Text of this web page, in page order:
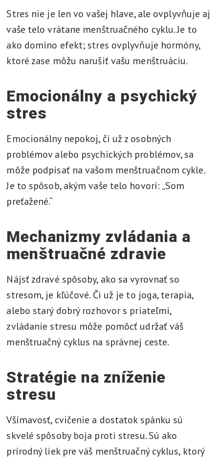
Stres nie je len vo vašej hlave, ale ovplyvňuje aj
vaše telo vrátane menštruačného cyklu. Je to
ako domino efekt; stres ovplyvňuje hormóny,
ktoré zase môžu narušiť vašu menštruáciu.
Emocionálny a psychický
stres
Emocionálny nepokoj, či už z osobných
problémov alebo psychických problémov, sa
môže podpísať na vašom menštruačnom cykle.
Je to spôsob, akým vaše telo hovorí: „Som
preťažené.“
Mechanizmy zvládania a
menštruačné zdravie
Nájsť zdravé spôsoby, ako sa vyrovnať so
stresom, je kľúčové. Či už je to joga, terapia,
alebo starý dobrý rozhovor s priateľmi,
zvládanie stresu môže pomôcť udržať váš
menštruačný cyklus na správnej ceste.
Stratégie na zníženie
stresu
Všímavosť, cvičenie a dostatok spánku sú
skvelé spôsoby boja proti stresu. Sú ako
prírodný liek pre váš menštruačný cyklus, ktorý